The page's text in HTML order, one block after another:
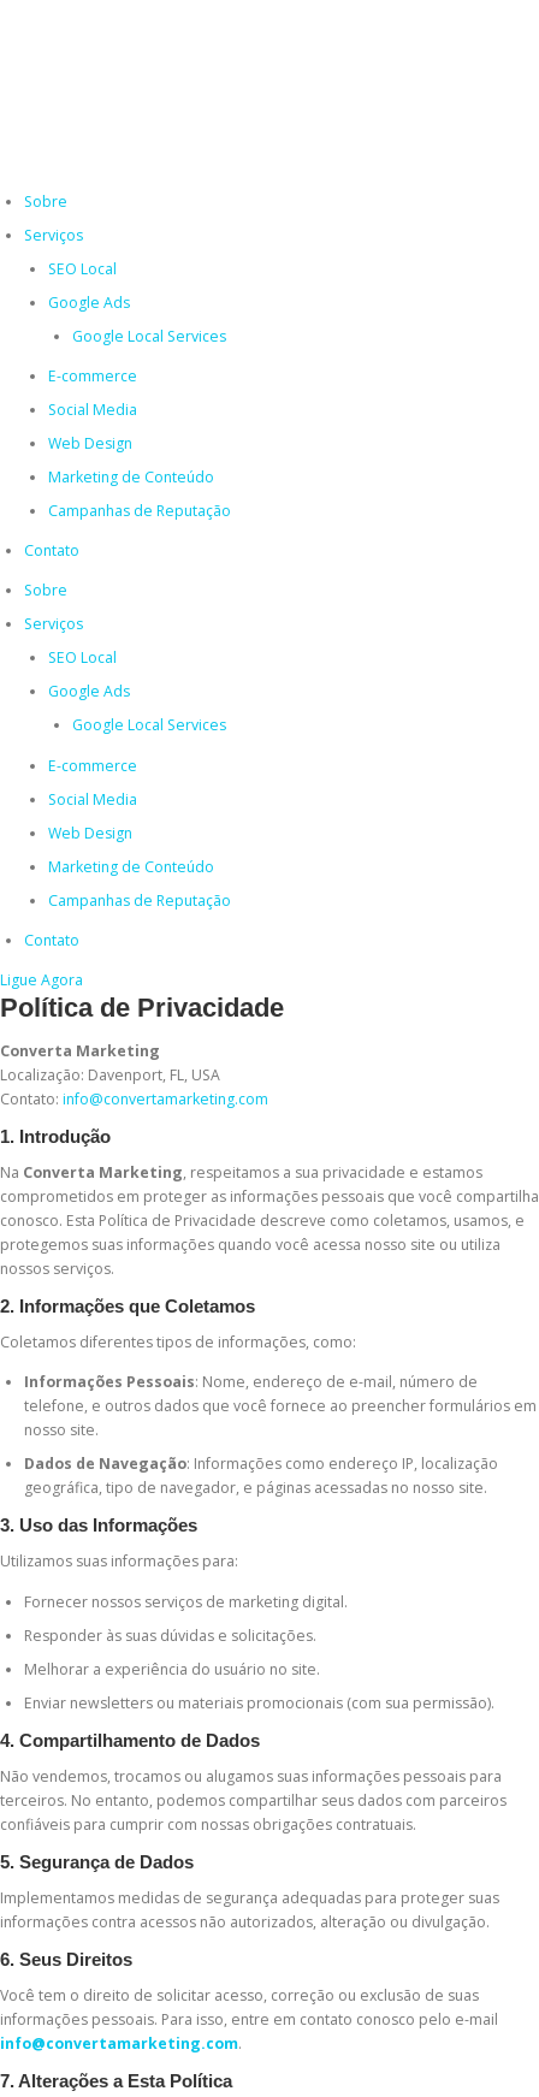
Sobre
Serviços
SEO Local
Google Ads
Google Local Services
E-commerce
Social Media
Web Design
Marketing de Conteúdo
Campanhas de Reputação
Contato
Sobre
Serviços
SEO Local
Google Ads
Google Local Services
E-commerce
Social Media
Web Design
Marketing de Conteúdo
Campanhas de Reputação
Contato
Ligue Agora
Política de Privacidade
Converta Marketing
Localização: Davenport, FL, USA
Contato: info@convertamarketing.com
1. Introdução
Na Converta Marketing, respeitamos a sua privacidade e estamos
comprometidos em proteger as informações pessoais que você compartilha
conosco. Esta Política de Privacidade descreve como coletamos, usamos, e
protegemos suas informações quando você acessa nosso site ou utiliza
nossos serviços.
2. Informações que Coletamos
Coletamos diferentes tipos de informações, como:
Informações Pessoais: Nome, endereço de e-mail, número de
telefone, e outros dados que você fornece ao preencher formulários em
nosso site.
Dados de Navegação: Informações como endereço IP, localização
geográfica, tipo de navegador, e páginas acessadas no nosso site.
3. Uso das Informações
Utilizamos suas informações para:
Fornecer nossos serviços de marketing digital.
Responder às suas dúvidas e solicitações.
Melhorar a experiência do usuário no site.
Enviar newsletters ou materiais promocionais (com sua permissão).
4. Compartilhamento de Dados
Não vendemos, trocamos ou alugamos suas informações pessoais para
terceiros. No entanto, podemos compartilhar seus dados com parceiros
confiáveis para cumprir com nossas obrigações contratuais.
5. Segurança de Dados
Implementamos medidas de segurança adequadas para proteger suas
informações contra acessos não autorizados, alteração ou divulgação.
6. Seus Direitos
Você tem o direito de solicitar acesso, correção ou exclusão de suas
informações pessoais. Para isso, entre em contato conosco pelo e-mail
info@convertamarketing.com.
7. Alterações a Esta Política